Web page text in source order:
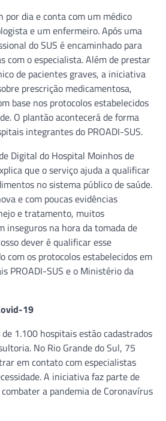
por dia e conta com um médico
e um enfermeiro. Após uma
do SUS é encaminhado para
com o especialista. Além de prestar
de pacientes graves, a iniciativa
prescrição medicamentosa,
base nos protocolos estabelecidos
O plantão acontecerá de forma
integrantes do PROADI-SUS.
Digital do Hospital Moinhos de
que o serviço ajuda a qualificar
no sistema público de saúde.
e com poucas evidências
e tratamento, muitos
inseguros na hora da tomada de
dever é qualificar esse
com os protocolos estabelecidos em
PROADI-SUS e o Ministério da
19
1.100 hospitais estão cadastrados
No Rio Grande do Sul, 75
em contato com especialistas
A iniciativa faz parte de
a pandemia de Coronavírus